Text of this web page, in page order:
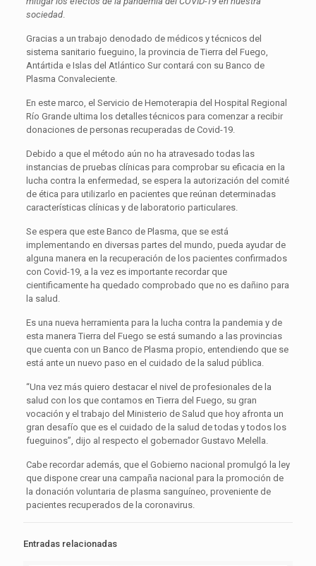
sociedad.
Gracias a un trabajo denodado de médicos y técnicos del
sistema sanitario fueguino, la provincia de Tierra del Fuego,
Antártida e Islas del Atlántico Sur contará con su Banco de
Plasma Convaleciente.
En este marco, el Servicio de Hemoterapia del Hospital Regional
Río Grande ultima los detalles técnicos para comenzar a recibir
donaciones de personas recuperadas de Covid-19.
Debido a que el método aún no ha atravesado todas las
instancias de pruebas clínicas para comprobar su eficacia en la
lucha contra la enfermedad, se espera la autorización del comité
de ética para utilizarlo en pacientes que reúnan determinadas
características clínicas y de laboratorio particulares.
Se espera que este Banco de Plasma, que se está
implementando en diversas partes del mundo, pueda ayudar de
alguna manera en la recuperación de los pacientes confirmados
con Covid-19, a la vez es importante recordar que
cientificamente ha quedado comprobado que no es dañino para
la salud.
Es una nueva herramienta para la lucha contra la pandemia y de
esta manera Tierra del Fuego se está sumando a las provincias
que cuenta con un Banco de Plasma propio, entendiendo que se
está ante un nuevo paso en el cuidado de la salud pública.
“Una vez más quiero destacar el nivel de profesionales de la
salud con los que contamos en Tierra del Fuego, su gran
vocación y el trabajo del Ministerio de Salud que hoy afronta un
gran desafío que es el cuidado de la salud de todas y todos los
fueguinos”, dijo al respecto el gobernador Gustavo Melella.
Cabe recordar además, que el Gobierno nacional promulgó la ley
que dispone crear una campaña nacional para la promoción de
la donación voluntaria de plasma sanguíneo, proveniente de
pacientes recuperados de la coronavirus.
Entradas relacionadas